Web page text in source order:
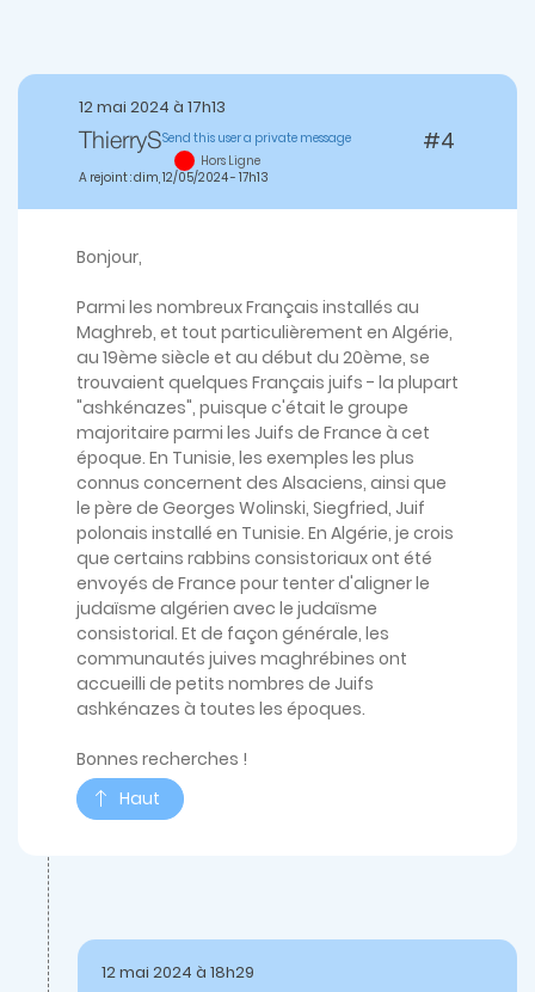
12 mai 2024 à 17h13
ThierrySSend this user a private message
Hors Ligne
A rejoint : dim, 12/05/2024 - 17h13
#4
Bonjour,
Parmi les nombreux Français installés au
Maghreb, et tout particulièrement en Algérie,
au 19ème siècle et au début du 20ème, se
trouvaient quelques Français juifs - la plupart
"ashkénazes", puisque c'était le groupe
majoritaire parmi les Juifs de France à cet
époque. En Tunisie, les exemples les plus
connus concernent des Alsaciens, ainsi que
le père de Georges Wolinski, Siegfried, Juif
polonais installé en Tunisie. En Algérie, je crois
que certains rabbins consistoriaux ont été
envoyés de France pour tenter d'aligner le
judaïsme algérien avec le judaïsme
consistorial. Et de façon générale, les
communautés juives maghrébines ont
accueilli de petits nombres de Juifs
ashkénazes à toutes les époques.
Bonnes recherches !
Haut
12 mai 2024 à 18h29